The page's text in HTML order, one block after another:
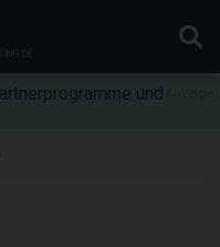
und